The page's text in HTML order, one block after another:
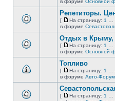
непрочитанных
сообщений.
этой
непрочитанных
сообщений.
страницу
в форуме Основной
этой
непрочитанных
сообщений.
Репетиторы.
[
На
страницу
На страницу: 1
в форуме
этой
непрочитанных
сообщений.
Отдых в Крыму,
[
На
страницу
На страницу: 1
в форуме Основной
этой
Топливо
[
На
страницу
На страницу: 1
в форуме Авто-Форум
[
На страницу: 1